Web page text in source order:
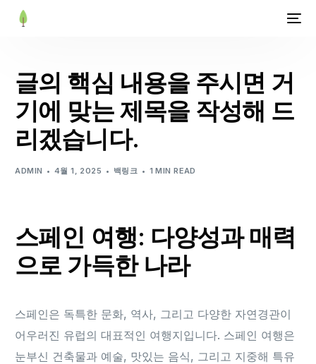
글의 핵심 내용을 주시면 거
기에 맞는 제목을 작성해 드
리겠습니다.
ADMIN 4월 1, 2025 백링크 1 MIN READ
스페인 여행: 다양성과 매력
으로 가득한 나라
스페인은 독특한 문화, 역사, 그리고 다양한 자연경관이
어우러진 유럽의 대표적인 여행지입니다. 스페인 여행은
눈부신 건축물과 예술, 맛있는 음식, 그리고 지중해 특유